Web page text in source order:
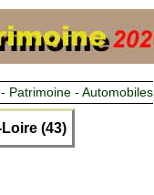
Patrimoine - Automobiles
Loire (43)